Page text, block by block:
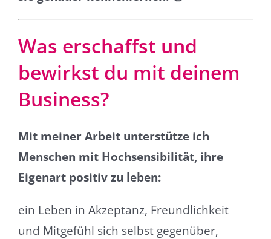
Was erschaffst und
bewirkst du mit deinem
Business?
Mit meiner Arbeit unterstütze ich
Menschen mit Hochsensibilität, ihre
Eigenart positiv zu leben:
ein Leben in Akzeptanz, Freundlichkeit
und Mitgefühl sich selbst gegenüber,